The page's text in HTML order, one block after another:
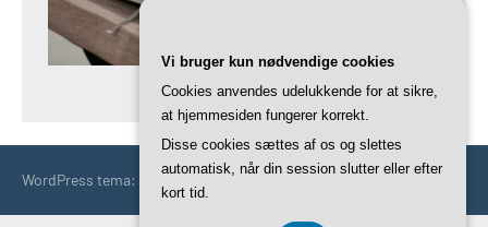
WordPress tema: Occasio by ThemeZee.
Vi bruger kun nødvendige cookies
Cookies anvendes udelukkende for at sikre,
at hjemmesiden fungerer korrekt.
Disse cookies sættes af os og slettes
automatisk, når din session slutter eller efter
kort tid.